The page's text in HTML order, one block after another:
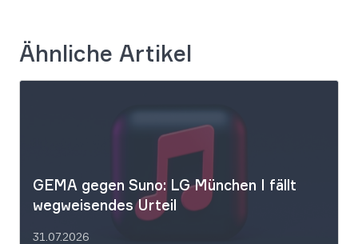
Ähnliche Artikel
GEMA gegen Suno: LG München I fällt
wegweisendes Urteil
31.07.2026